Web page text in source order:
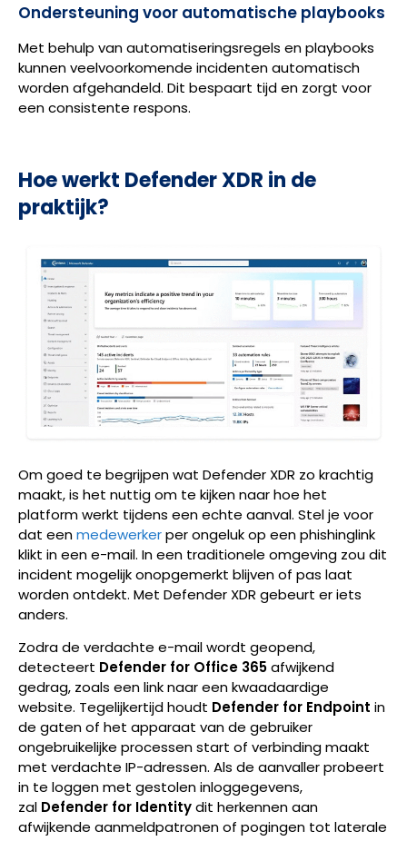
Ondersteuning voor automatische playbooks
Met behulp van automatiseringsregels en playbooks
kunnen veelvoorkomende incidenten automatisch
worden afgehandeld. Dit bespaart tijd en zorgt voor
een consistente respons.
Hoe werkt Defender XDR in de
praktijk?
Om goed te begrijpen wat Defender XDR zo krachtig
maakt, is het nuttig om te kijken naar hoe het
platform werkt tijdens een echte aanval. Stel je voor
dat eenmedewerkerper ongeluk op een phishinglink
klikt in een e-mail. In een traditionele omgeving zou dit
incident mogelijk onopgemerkt blijven of pas laat
worden ontdekt. Met Defender XDR gebeurt er iets
anders.
Zodra de verdachte e-mail wordt geopend,
detecteert Defender for Office 365afwijkend
gedrag, zoals een link naar een kwaadaardige
website. Tegelijkertijd houdt Defender for Endpoint in
de gaten of het apparaat van de gebruiker
ongebruikelijke processen start of verbinding maakt
met verdachte IP-adressen. Als de aanvaller probeert
in te loggen met gestolen inloggegevens,
zal Defender for Identitydit herkennen aan
afwijkende aanmeldpatronen of pogingen tot laterale